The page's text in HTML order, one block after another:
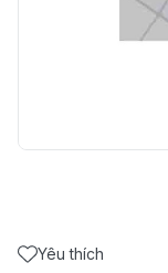
Yêu thích